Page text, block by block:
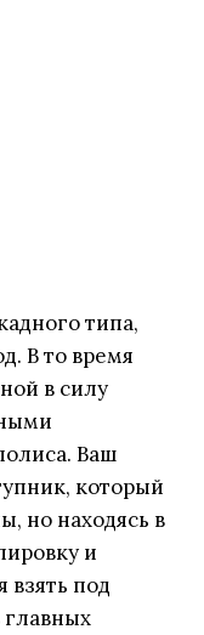
типа,
В то время
в силу
Ваш
который
но находясь в
и
взять под
главных